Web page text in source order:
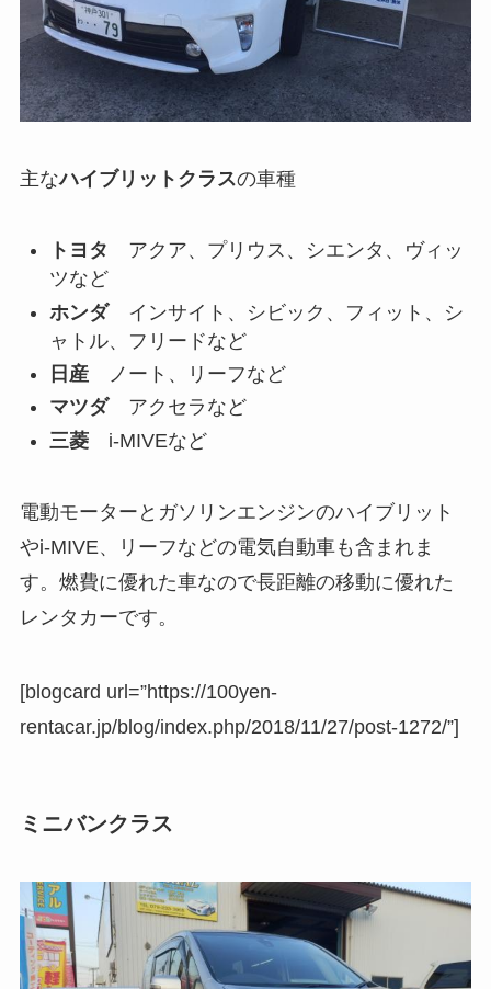
主なハイブリットクラスの車種
トヨタ アクア、プリウス、シエンタ、ヴィッ
ツなど
ホンダインサイト、シビック、フィット、シ
ャトル、フリードなど
日産ノート、リーフなど
マツダアクセラなど
三菱i-MIVEなど
電動モーターとガソリンエンジンのハイブリット
やi-MIVE、リーフなどの電気自動車も含まれま
す。燃費に優れた車なので長距離の移動に優れた
レンタカーです。
[blogcard url=”https://100yen-
rentacar.jp/blog/index.php/2018/11/27/post-1272/”]
ミニバンクラス